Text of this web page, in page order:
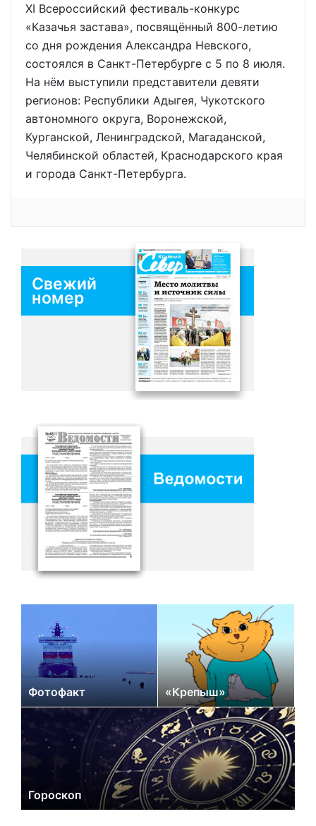
XI Всероссийский фестиваль-конкурс
«Казачья застава», посвящённый 800-летию
со дня рождения Александра Невского,
состоялся в Санкт-Петербурге с 5 по 8 июля.
На нём выступили представители девяти
регионов: Республики Адыгея, Чукотского
автономного округа, Воронежской,
Курганской, Ленинградской, Магаданской,
Челябинской областей, Краснодарского края
и города Санкт-Петербурга.
Свежий
номер
Фотофакт «Крепыш»
Гороскоп